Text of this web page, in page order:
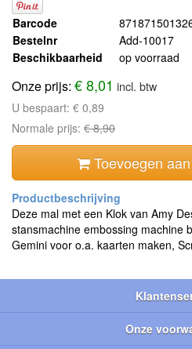
Barcode
Bestelnr
Add-10017
Beschikbaarheid
op voorraad
Onze prijs: € 8,01 incl. btw
U bespaart: € 0,89
Normale prijs: € 8,90
Toevoegen
Deze mal met een Klok van Amy
stansmachine embossing machine
Gemini voor o.a. kaarten maken,
Onze